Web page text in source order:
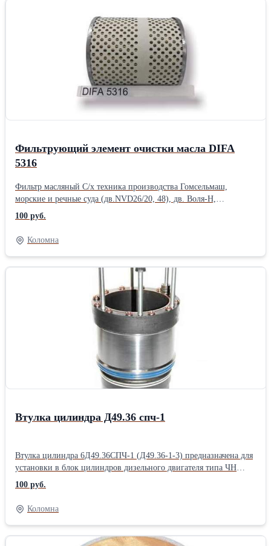
Фильтрующий элемент очистки масла DIFA
5316
Фильтр масляный С/х техника производства Гомсельмаш,
морские и речные суда (дв.NVD26/20, 48), дв. Воля-Н,
газоперекачивающие аппараты, компрессоры ПКСД-585 DIFA
5316 Применяемость: Морские и речные суда (Дв. NVD26/20?
NVD 48) дв-ль ВОЛЯ-Н, газоперекач.апп,компрессоры
ПКСД-585,С/Х техника Гомсельмаш. Аналоги: Р-463-1-06,
ЭФМ-032, ПЗМИ-М-463, 463-1-19-1012040.
100 руб.
Коломна
Втулка цилиндра Д49.36 спч-1
Втулка цилиндра 6Д49.36СПЧ-1 (Д49.36-1-3) предназначена для
установки в блок цилиндров дизельного двигателя типа ЧН
26/26 Технические характеристики: Габариты: 339.5х734
Материал: Чугун, Сталь ТУ, ГОСТ Масса: 75кг
100 руб.
Коломна